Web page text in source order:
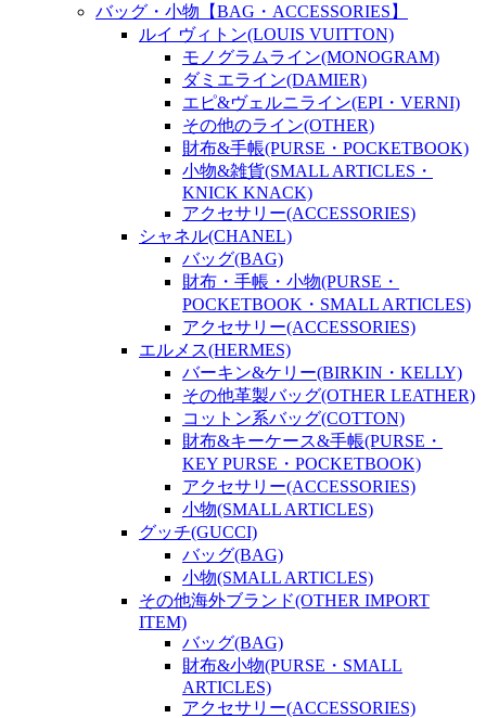
バッグ・小物【BAG・ACCESSORIES】
ルイ ヴィトン(LOUIS VUITTON)
モノグラムライン(MONOGRAM)
ダミエライン(DAMIER)
エピ&ヴェルニライン(EPI・VERNI)
その他のライン(OTHER)
財布&手帳(PURSE・POCKETBOOK)
小物&雑貨(SMALL ARTICLES・
KNICK KNACK)
アクセサリー(ACCESSORIES)
シャネル(CHANEL)
バッグ(BAG)
財布・手帳・小物(PURSE・
POCKETBOOK・SMALL ARTICLES)
アクセサリー(ACCESSORIES)
エルメス(HERMES)
バーキン&ケリー(BIRKIN・KELLY)
その他革製バッグ(OTHER LEATHER)
コットン系バッグ(COTTON)
財布&キーケース&手帳(PURSE・
KEY PURSE・POCKETBOOK)
アクセサリー(ACCESSORIES)
小物(SMALL ARTICLES)
グッチ(GUCCI)
バッグ(BAG)
小物(SMALL ARTICLES)
その他海外ブランド(OTHER IMPORT
ITEM)
バッグ(BAG)
財布&小物(PURSE・SMALL
ARTICLES)
アクセサリー(ACCESSORIES)